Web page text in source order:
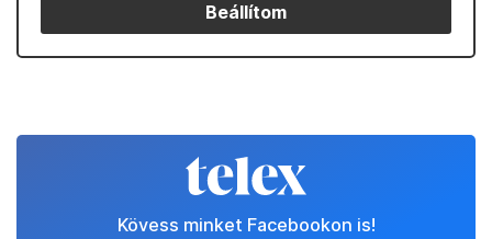
Beállítom
Kövess minket Facebookon is!